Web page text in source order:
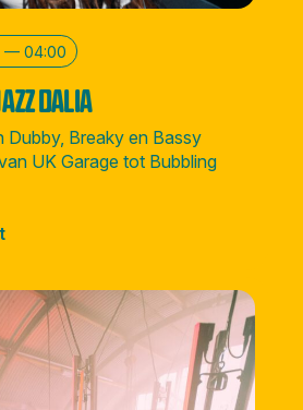
— 04:00
DALIA
Dubby, Breaky en Bassy
UK Garage tot Bubbling